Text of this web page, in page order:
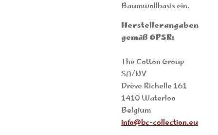
Baumwollbasis ein.
Herstellerangaben
gemäß GPSR:
The Cotton Group
SA/NV
Drève Richelle 161
1410 Waterloo
Belgium
info@bc-collection.eu